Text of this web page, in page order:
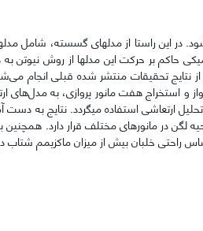
در این راستا از مدل­های گسسته، شامل
حاکم بر حرکت این مدل­ها از روش نیوتن
نتایج تحقیقات منتشر شده قبلی انجام
و استخراج هفت مانور پروازی، به مدل‌های
ارتعاشی استفاده می­گردد. نتایج به
لگن در مانورهای مختلف قرار دارد. همچنین
راحتی خلبان بیش از میزان ماکزیمم شتاب